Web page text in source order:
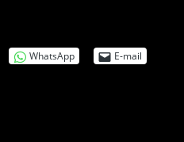
WhatsApp E-mail